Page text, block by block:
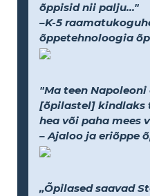
õppisid nii palju..."
–K-5
õppetehnoloogia
"Ma teen
[õpilastel] kindlaks
hea või paha mees
– Ajaloo ja eriõppe
„Õpilased saavad